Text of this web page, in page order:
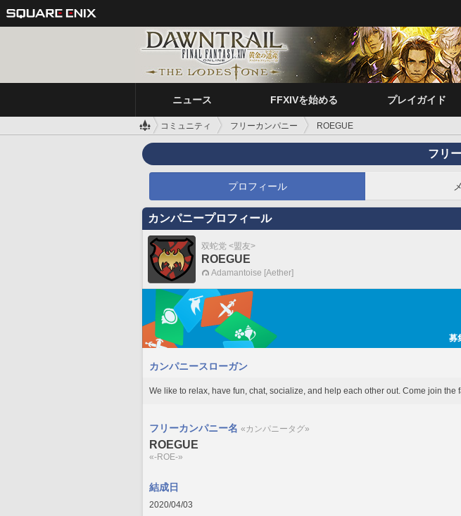
ニュース FFXIVを始める プレイガイド
コミュニティ フリーカンパニー ROEGUE
フリ
プロフィール
カンパニープロフィール
双蛇党 <盟友>
ROEGUE
Adamantoise [Aether]
募
カンパニースローガン
We like to relax, have fun, chat, socialize, and help each other out. Come join the
フリーカンパニー名 «カンパニータグ»
ROEGUE
«-ROE-»
結成日
2020/04/03